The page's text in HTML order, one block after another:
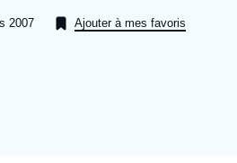
2007 Ajouter à mes favoris